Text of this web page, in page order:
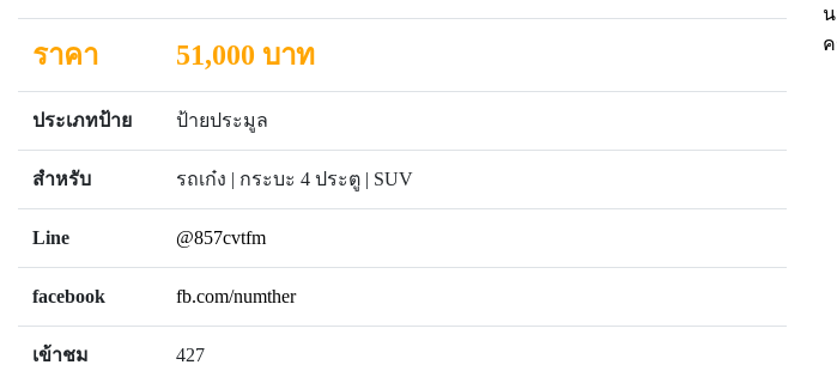
ราคา 51,000 บาท
ประเภทป้าย ป้ายประมูล
สำหรับ รถเก๋ง | กระบะ 4 ประตู | SUV
Line @857cvtfm
facebook fb.com/numther
เข้าชม 427